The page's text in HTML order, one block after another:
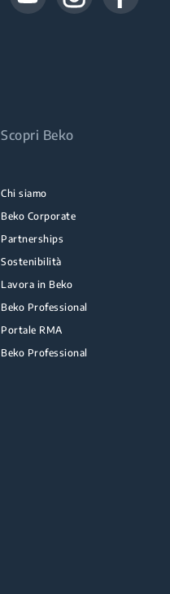
Scopri Beko
Chi siamo
Beko Corporate
Partnerships
Sostenibilità
Lavora in Beko
Beko Professional
Portale RMA
Beko Professional